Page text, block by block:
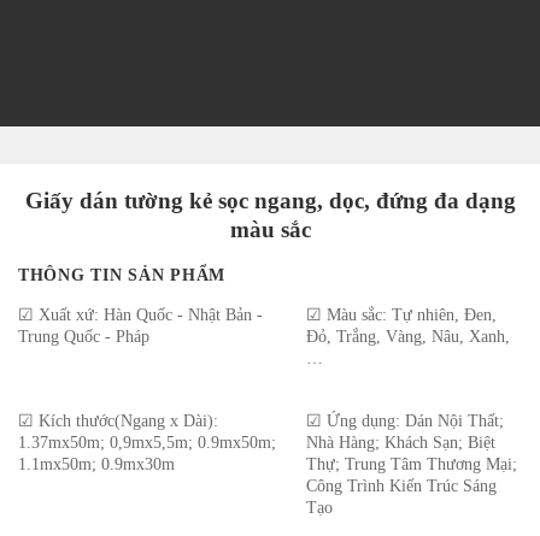
Giấy dán tường kẻ sọc ngang, dọc, đứng đa dạng
màu sắc
THÔNG TIN SẢN PHẨM
☑ Xuất xứ: Hàn Quốc - Nhật Bản -
Trung Quốc - Pháp
☑ Màu sắc: Tự nhiên, Đen,
Đỏ, Trắng, Vàng, Nâu, Xanh,
☑ Kích thước(Ngang x Dài):
1.37mx50m; 0,9mx5,5m; 0.9mx50m;
1.1mx50m; 0.9mx30m
☑ Ứng dụng: Dán Nội Thất;
Nhà Hàng; Khách Sạn; Biệt
Thự; Trung Tâm Thương Mại;
Công Trình Kiến Trúc Sáng
Tạo